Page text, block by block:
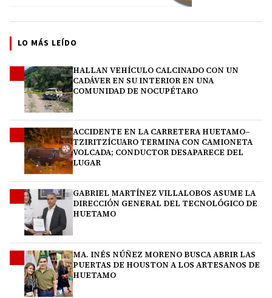
LO MÁS LEÍDO
HALLAN VEHÍCULO CALCINADO CON UN
CADÁVER EN SU INTERIOR EN UNA
COMUNIDAD DE NOCUPÉTARO
ACCIDENTE EN LA CARRETERA HUETAMO–
TZIRITZÍCUARO TERMINA CON CAMIONETA
VOLCADA; CONDUCTOR DESAPARECE DEL
LUGAR
GABRIEL MARTÍNEZ VILLALOBOS ASUME LA
DIRECCIÓN GENERAL DEL TECNOLÓGICO DE
HUETAMO
MA. INÉS NÚÑEZ MORENO BUSCA ABRIR LAS
PUERTAS DE HOUSTON A LOS ARTESANOS DE
HUETAMO